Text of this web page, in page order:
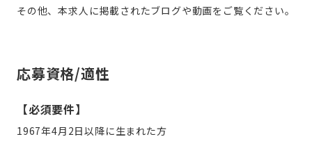
その他、本求人に掲載されたブログや動画をご覧ください。
応募資格/適性
【必須要件】
1967年4月2日以降に生まれた方